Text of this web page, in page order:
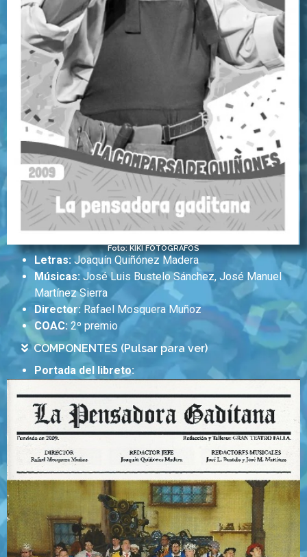
Foto: KIKI FOTÓGRAFOS
Letras: Joaquín Quiñónez Madera
Músicas: José Luis Bustelo Sánchez, José Manuel
Martínez Sierra
Director: Rafael Mosquera Muñoz
COAC: 2º premio
COMPONENTES (Pulsar para ver)
Portada del libreto: